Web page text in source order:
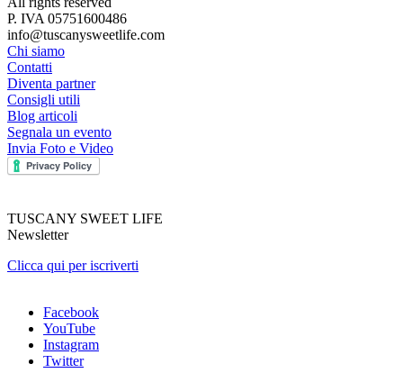
P. IVA 05751600486
info@tuscanysweetlife.com
Chi siamo
Contatti
Diventa partner
Consigli utili
Blog articoli
Segnala un evento
Invia Foto e Video
TUSCANY SWEET LIFE
Newsletter
Clicca qui per iscriverti
Facebook
YouTube
Instagram
Twitter